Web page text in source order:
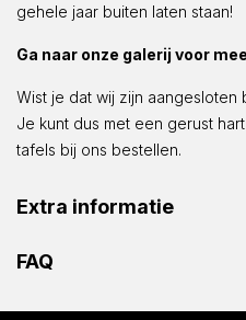
gehele jaar buiten laten staan!
Ga naar onze galerij voor
Wist je dat wij zijn aangesloten
Je kunt dus met een gerust
tafels bij ons bestellen.
Extra informatie
FAQ